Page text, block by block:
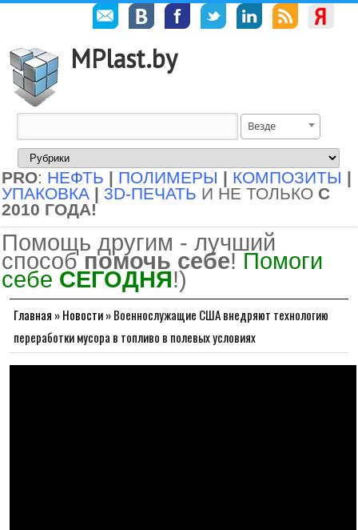
MPlast.by
Везде
PRO: НЕФТЬ | ПОЛИМЕРЫ | КОМПОЗИТЫ |
УПАКОВКА | 3D-ПЕЧАТЬ И НЕ ТОЛЬКО С
2010 ГОДА!
Помощь другим - лучший
способ помочь себе! Помоги
себе СЕГОДНЯ!)
Главная »Новости»Военнослужащие США внедряют технологию
переработки мусора в топливо в полевых условиях